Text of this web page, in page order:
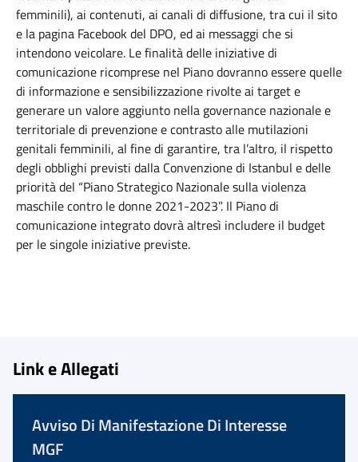
femminili), ai contenuti, ai canali di diffusione, tra cui il sito
e la pagina Facebook del DPO, ed ai messaggi che si
intendono veicolare. Le finalità delle iniziative di
comunicazione ricomprese nel Piano dovranno essere quelle
di informazione e sensibilizzazione rivolte ai target e
generare un valore aggiunto nella governance nazionale e
territoriale di prevenzione e contrasto alle mutilazioni
genitali femminili, al fine di garantire, tra l’altro, il rispetto
degli obblighi previsti dalla Convenzione di Istanbul e delle
priorità del “Piano Strategico Nazionale sulla violenza
maschile contro le donne 2021-2023”. Il Piano di
comunicazione integrato dovrà altresì includere il budget
per le singole iniziative previste.
Link e Allegati
Avviso Di Manifestazione Di Interesse
MGF